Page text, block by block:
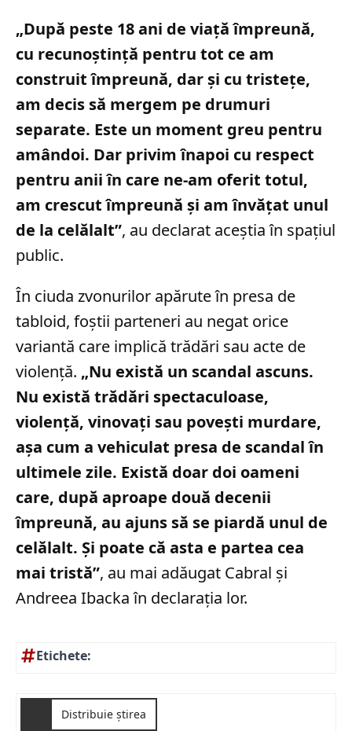
„După peste 18 ani de viață împreună,
cu recunoștință pentru tot ce am
construit împreună, dar și cu tristețe,
am decis să mergem pe drumuri
separate. Este un moment greu pentru
amândoi. Dar privim înapoi cu respect
pentru anii în care ne-am oferit totul,
am crescut împreună și am învățat unul
de la celălalt”, au declarat aceștia în spațiul
public.
În ciuda zvonurilor apărute în presa de
tabloid, foștii parteneri au negat orice
variantă care implică trădări sau acte de
violență. „Nu există un scandal ascuns.
Nu există trădări spectaculoase,
violență, vinovați sau povești murdare,
așa cum a vehiculat presa de scandal în
ultimele zile. Există doar doi oameni
care, după aproape două decenii
împreună, au ajuns să se piardă unul de
celălalt. Și poate că asta e partea cea
mai tristă”, au mai adăugat Cabral și
Andreea Ibacka în declarația lor.
Etichete:
Distribuie știrea